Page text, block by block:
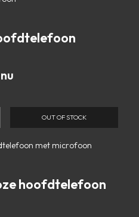
OUT OF STOCK
hoofdtelefoon